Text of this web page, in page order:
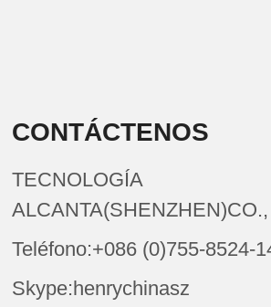
CONTÁCTENOS
TECNOLOGÍA
ALCANTA(SHENZHEN)CO.,
Teléfono:+086 (0)755-8524-
Skype:henrychinasz